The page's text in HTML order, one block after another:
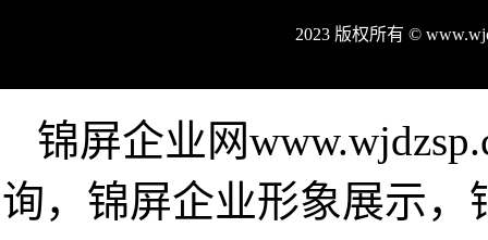
2023 版权所有 ©
锦屏企业网
询，锦屏企业形象展示